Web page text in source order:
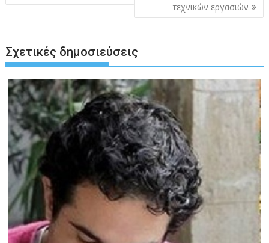
τεχνικών εργασιών
Σχετικές δημοσιεύσεις